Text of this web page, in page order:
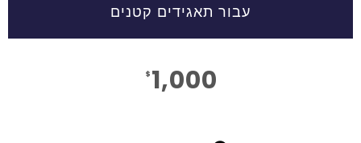
עבור תאגידים קטנים
$ 1,000